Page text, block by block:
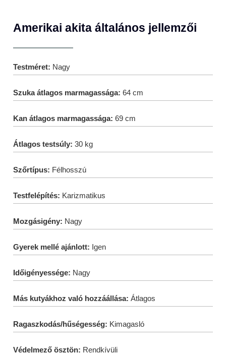
Amerikai akita általános jellemzői
Testméret: Nagy
Szuka átlagos marmagassága: 64 cm
Kan átlagos marmagassága: 69 cm
Átlagos testsúly: 30 kg
Szőrtípus: Félhosszú
Testfelépítés: Karizmatikus
Mozgásigény: Nagy
Gyerek mellé ajánlott: Igen
Időigényessége: Nagy
Más kutyákhoz való hozzáállása: Átlagos
Ragaszkodás/hűségesség: Kimagasló
Védelmező ösztön: Rendkívüli